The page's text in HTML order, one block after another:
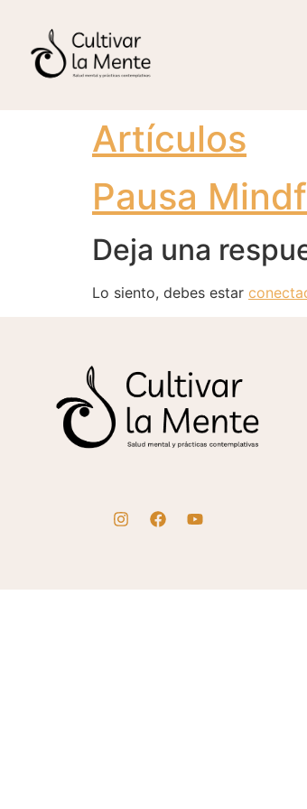
Artículos
Pausa
Deja una
Lo siento, debes estar